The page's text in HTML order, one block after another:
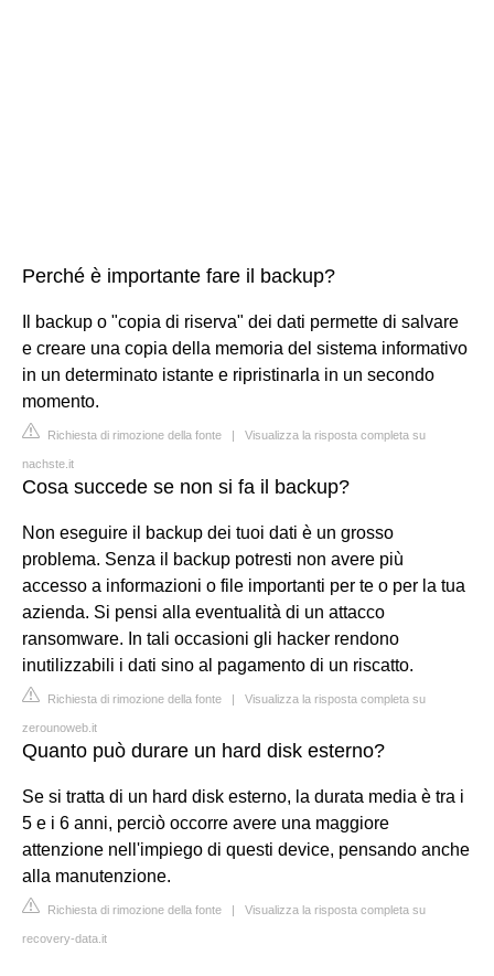
Perché è importante fare il backup?
Il backup o "copia di riserva" dei dati permette di salvare
e creare una copia della memoria del sistema informativo
in un determinato istante e ripristinarla in un secondo
momento.
Richiesta di rimozione della fonte | Visualizza la risposta completa su
nachste.it
Cosa succede se non si fa il backup?
Non eseguire il backup dei tuoi dati è un grosso
problema. Senza il backup potresti non avere più
accesso a informazioni o file importanti per te o per la tua
azienda. Si pensi alla eventualità di un attacco
ransomware. In tali occasioni gli hacker rendono
inutilizzabili i dati sino al pagamento di un riscatto.
Richiesta di rimozione della fonte | Visualizza la risposta completa su
zerounoweb.it
Quanto può durare un hard disk esterno?
Se si tratta di un hard disk esterno, la durata media è tra i
5 e i 6 anni, perciò occorre avere una maggiore
attenzione nell'impiego di questi device, pensando anche
alla manutenzione.
Richiesta di rimozione della fonte | Visualizza la risposta completa su
recovery-data.it